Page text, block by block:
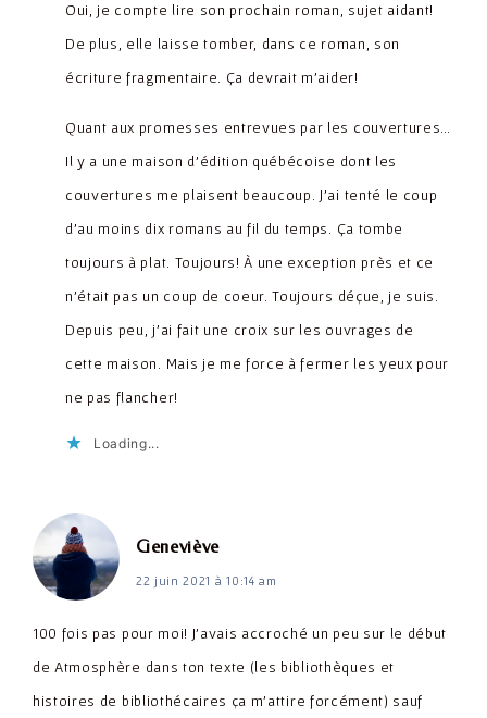
Oui, je compte lire son prochain roman, sujet aidant!
De plus, elle laisse tomber, dans ce roman, son
écriture fragmentaire. Ça devrait m’aider!
Quant aux promesses entrevues par les couvertures…
Il y a une maison d’édition québécoise dont les
couvertures me plaisent beaucoup. J’ai tenté le coup
d’au moins dix romans au fil du temps. Ça tombe
toujours à plat. Toujours! À une exception près et ce
n’était pas un coup de coeur. Toujours déçue, je suis.
Depuis peu, j’ai fait une croix sur les ouvrages de
cette maison. Mais je me force à fermer les yeux pour
ne pas flancher!
Loading...
Genevièvedit :
22 juin 2021 à 10:14 am
100 fois pas pour moi! J’avais accroché un peu sur le début
de Atmosphère dans ton texte (les bibliothèques et
histoires de bibliothécaires ça m’attire forcément) sauf